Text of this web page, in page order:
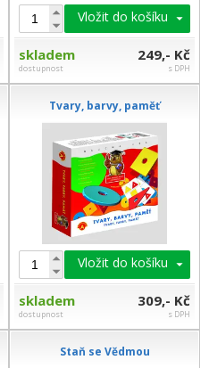
Vložit do košíku
skladem
dostupnost
249,- Kč
s DPH
Tvary, barvy, paměť
Vložit do košíku
skladem
dostupnost
309,- Kč
s DPH
Staň se Vědmou